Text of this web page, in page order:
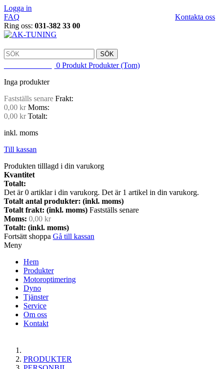
Logga in
Kontakta oss
FAQ
Ring oss: 031-382 33 00
SÖK
0 Produkt Produkter (Tom)
Inga produkter
Fastställs senare Frakt:
0,00 kr Moms:
0,00 kr Totalt:
inkl. moms
Till kassan
Produkten tilllagd i din varukorg
Kvantitet
Totalt:
Det är0 artiklar i din varukorg. Det är 1 artikel in din varukorg.
Totalt antal produkter: (inkl. moms)
Totalt frakt: (inkl. moms) Fastställs senare
Moms: 0,00 kr
Totalt: (inkl. moms)
Fortsätt shoppa Gå till kassan
Meny
Hem
Produkter
Motoroptimering
Dyno
Tjänster
Service
Om oss
Kontakt
PRODUKTER